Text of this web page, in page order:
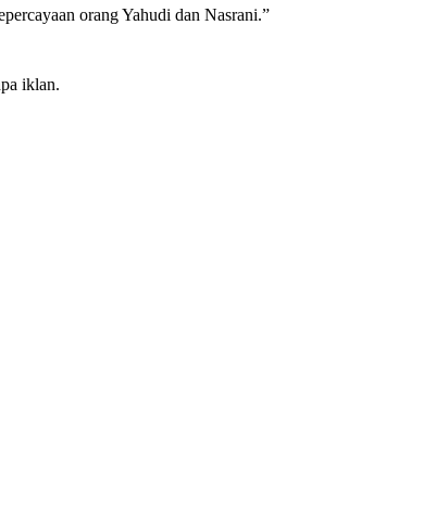
orang Yahudi dan Nasrani.”
iklan.